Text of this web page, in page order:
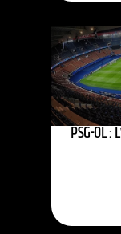
PSG-OL